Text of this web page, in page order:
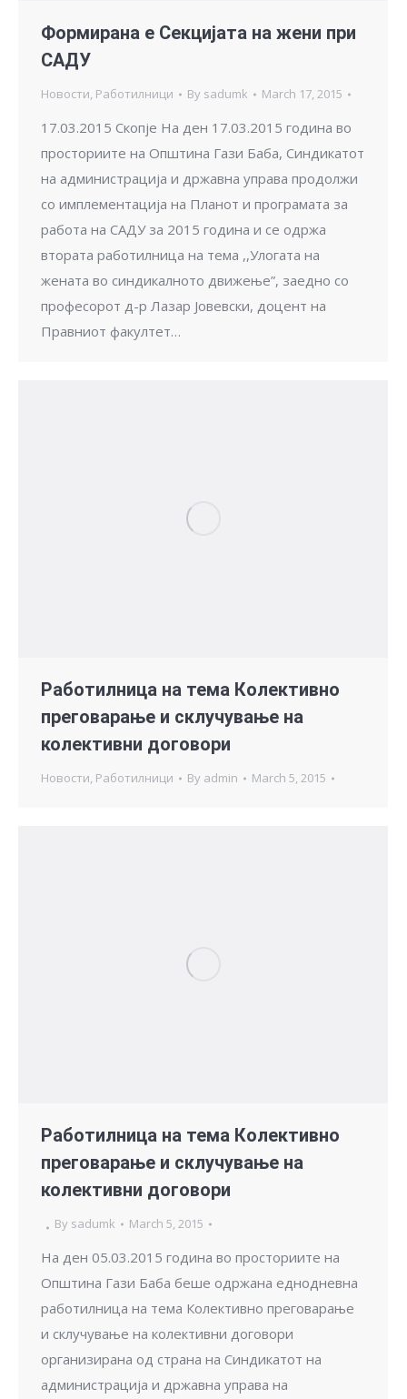
Формирана е Секцијата на жени при
САДУ
Новости, Работилници By sadumk March 17, 2015
17.03.2015 Скопје На ден 17.03.2015 година во
просториите на Општина Гази Баба, Синдикатот
на администрација и државна управа продолжи
со имплементација на Планот и програмата за
работа на САДУ за 2015 година и се одржа
втората работилница на тема ,,Улогата на
жената во синдикалното движење”, заедно со
професорот д-р Лазар Јовевски, доцент на
Правниот факултет…
Работилница на тема Колективно
преговарање и склучување на
колективни договори
Новости, Работилници By admin March 5, 2015
Работилница на тема Колективно
преговарање и склучување на
колективни договори
By sadumk March 5, 2015
На ден 05.03.2015 година во просториите на
Општина Гази Баба беше одржана еднодневна
работилница на тема Колективно преговарање
и склучување на колективни договори
организирана од страна на Синдикатот на
администрација и државна управа на